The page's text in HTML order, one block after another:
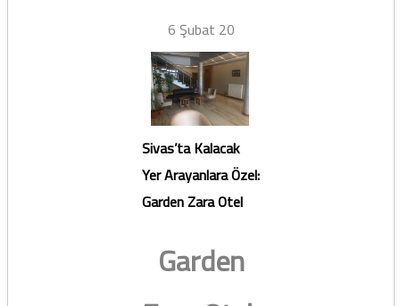
6 Şubat 20
Sivas’ta Kalacak
Yer Arayanlara Özel:
Garden Zara Otel
Garden